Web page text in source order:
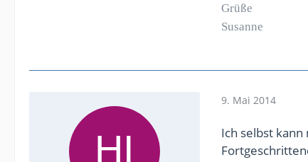
Grüße
Susanne
9. Mai 2014
Ich selbst